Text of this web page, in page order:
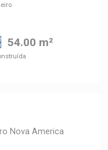
54.00 m²
Nova America